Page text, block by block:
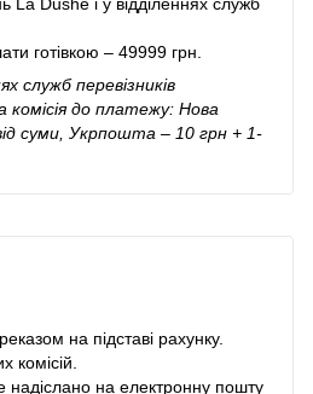
готівкою – 49999 грн.
служб перевізників
до платежу: Нова
суми, Укрпошта – 10 грн + 1-
на підставі рахунку.
комісій.
надіслано на електронну пошту